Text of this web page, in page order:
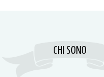
CHI SONO